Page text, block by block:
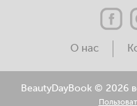
О нас
BeautyDayBook © 2026